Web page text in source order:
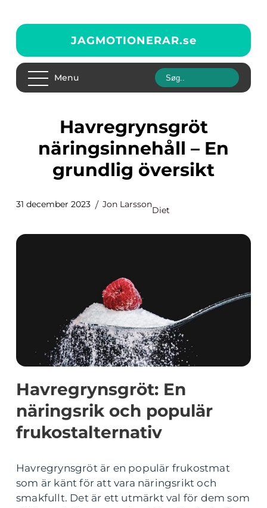
JAGMOTIONERAR.se
Menu
Havregrynsgröt
näringsinnehåll – En
grundlig översikt
31 december 2023 Jon Larsson
Diet
Havregrynsgröt: En
näringsrik och populär
frukostalternativ
Havregrynsgröt är en populär frukostmat
som är känt för att vara näringsrikt och
smakfullt. Det är ett utmärkt val för dem som